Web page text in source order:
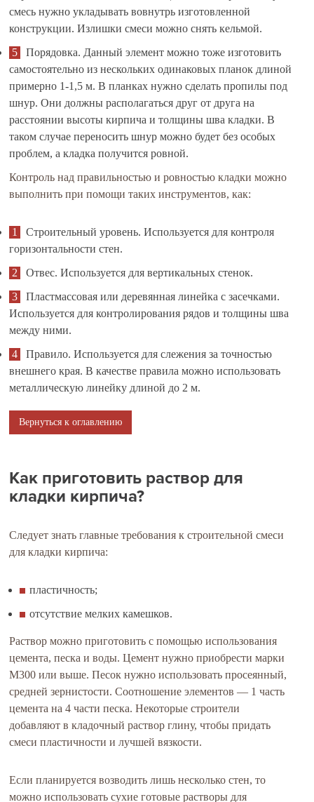
смесь нужно укладывать вовнутрь изготовленной
конструкции. Излишки смеси можно снять кельмой.
Порядовка. Данный элемент можно тоже изготовить
самостоятельно из нескольких одинаковых планок длиной
примерно 1-1,5 м. В планках нужно сделать пропилы под
шнур. Они должны располагаться друг от друга на
расстоянии высоты кирпича и толщины шва кладки. В
таком случае переносить шнур можно будет без особых
проблем, а кладка получится ровной.
Контроль над правильностью и ровностью кладки можно
выполнить при помощи таких инструментов, как:
Строительный уровень. Используется для контроля
горизонтальности стен.
Отвес. Используется для вертикальных стенок.
Пластмассовая или деревянная линейка с засечками.
Используется для контролирования рядов и толщины шва
между ними.
Правило. Используется для слежения за точностью
внешнего края. В качестве правила можно использовать
металлическую линейку длиной до 2 м.
Вернуться к оглавлению
Как приготовить раствор для
кладки кирпича?
Следует знать главные требования к строительной смеси
для кладки кирпича:
пластичность;
отсутствие мелких камешков.
Раствор можно приготовить с помощью использования
цемента, песка и воды. Цемент нужно приобрести марки
М300 или выше. Песок нужно использовать просеянный,
средней зернистости. Соотношение элементов — 1 часть
цемента на 4 части песка. Некоторые строители
добавляют в кладочный раствор глину, чтобы придать
смеси пластичности и лучшей вязкости.
Если планируется возводить лишь несколько стен, то
можно использовать сухие готовые растворы для